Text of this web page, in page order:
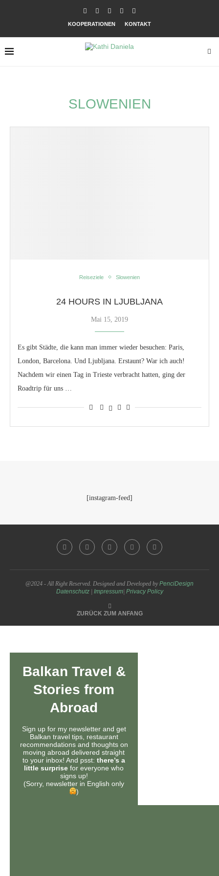
KOOPERATIONEN KONTAKT
SLOWENIEN
Reiseziele Slowenien
24 HOURS IN LJUBLJANA
Mai 15, 2019
Es gibt Städte, die kann man immer wieder besuchen: Paris,
London, Barcelona. Und Ljubljana. Erstaunt? War ich auch!
Nachdem wir einen Tag in Trieste verbracht hatten, ging der
Roadtrip für uns …
[instagram-feed]
@2024 - All Right Reserved. Designed and Developed byPenciDesign
Datenschutz| Impressum| Privacy Policy
ZURÜCK ZUM ANFANG
Balkan Travel &
Stories from
Abroad
Sign up for my newsletter and get
Balkan travel tips, restaurant
recommendations and thoughts on
moving abroad delivered straight
to your inbox! And psst: there’s a
little surprise for everyone who
signs up!
(Sorry, newsletter in English only
)